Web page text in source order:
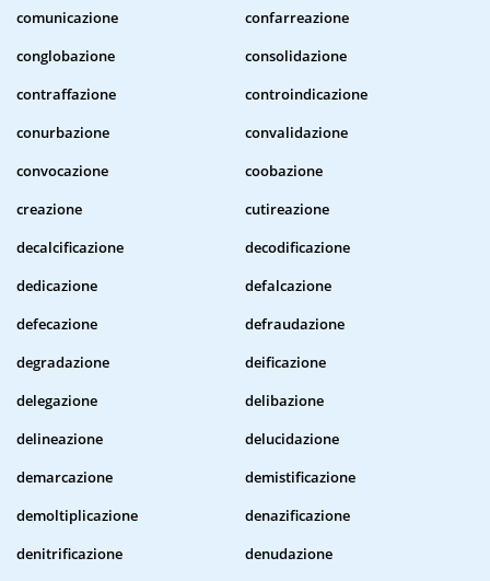
comunicazione
confarreazione
conglobazione
consolidazione
contraffazione
controindicazione
conurbazione
convalidazione
convocazione
coobazione
creazione
cutireazione
decalcificazione
decodificazione
dedicazione
defalcazione
defecazione
defraudazione
degradazione
deificazione
delegazione
delibazione
delineazione
delucidazione
demarcazione
demistificazione
demoltiplicazione
denazificazione
denitrificazione
denudazione